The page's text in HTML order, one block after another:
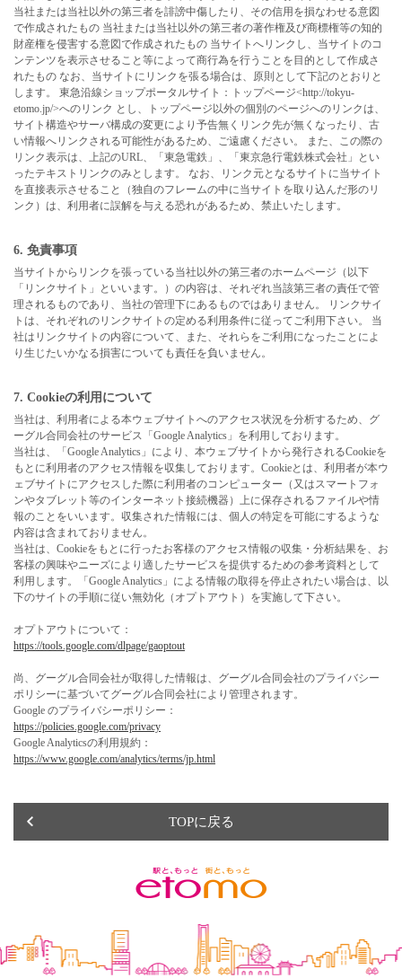
当社または当社以外の第三者を誹謗中傷したり、その信用を損なわせる意図
で作成されたもの 当社または当社以外の第三者の著作権及び商標権等の知的
財産権を侵害する意図で作成されたもの 当サイトへリンクし、当サイトのコ
ンテンツを表示させること等によって商行為を行うことを目的として作成さ
れたもの なお、当サイトにリンクを張る場合は、原則として下記のとおりと
します。 東急沿線ショップポータルサイト：トップページ<http://tokyu-
etomo.jp/>へのリンク とし、トップページ以外の個別のページへのリンクは、
サイト構造やサーバ構成の変更により予告無くリンク先が無くなったり、古
い情報へリンクされる可能性があるため、ご遠慮ください。 また、この際の
リンク表示は、上記のURL、「東急電鉄」、「東京急行電鉄株式会社」とい
ったテキストリンクのみとします。 なお、リンク元となるサイトに当サイト
を直接表示させること（独自のフレームの中に当サイトを取り込んだ形のリ
ンク）は、利用者に誤解を与える恐れがあるため、禁止いたします。
6. 免責事項
当サイトからリンクを張っている当社以外の第三者のホームページ（以下
「リンクサイト」といいます。）の内容は、それぞれ当該第三者の責任で管
理されるものであり、当社の管理下にあるものではありません。 リンクサイ
トは、それぞれのリンクサイトの定める利用条件に従ってご利用下さい。 当
社はリンクサイトの内容について、また、それらをご利用になったことによ
り生じたいかなる損害についても責任を負いません。
7. Cookieの利用について
当社は、利用者による本ウェブサイトへのアクセス状況を分析するため、グ
ーグル合同会社のサービス「Google Analytics」を利用しております。
当社は、「Google Analytics」により、本ウェブサイトから発行されるCookieを
もとに利用者のアクセス情報を収集しております。Cookieとは、利用者が本ウ
ェブサイトにアクセスした際に利用者のコンピューター（又はスマートフォ
ンやタブレット等のインターネット接続機器）上に保存されるファイルや情
報のことをいいます。収集された情報には、個人の特定を可能にするような
内容は含まれておりません。
当社は、Cookieをもとに行ったお客様のアクセス情報の収集・分析結果を、お
客様の興味やニーズにより適したサービスを提供するための参考資料として
利用します。「Google Analytics」による情報の取得を停止されたい場合は、以
下のサイトの手順に従い無効化（オプトアウト）を実施して下さい。
オプトアウトについて：
https://tools.google.com/dlpage/gaoptout
尚、グーグル合同会社が取得した情報は、グーグル合同会社のプライバシー
ポリシーに基づいてグーグル合同会社により管理されます。
Google のプライバシーポリシー：
https://policies.google.com/privacy
Google Analyticsの利用規約：
https://www.google.com/analytics/terms/jp.html
TOPに戻る